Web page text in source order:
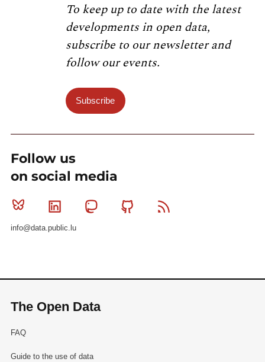
To keep up to date with the latest
developments in open data,
subscribe to our newsletter and
follow our events.
Subscribe
Follow us
on social media
Bluesky Linkedin MastodonGithub
info@data.public.lu
The Open Data
FAQ
Guide to the use of data